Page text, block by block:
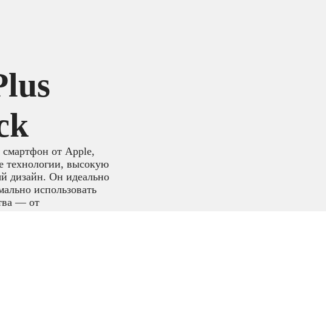
от Apple,
технологии, высокую
дизайн. Он идеально
использовать
— от